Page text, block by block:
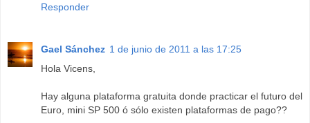
Responder
Gael Sánchez 1 de junio de 2011 a las 17:25
Hola Vicens,
Hay alguna plataforma gratuita donde practicar el futuro del
Euro, mini SP 500 ó sólo existen plataformas de pago??